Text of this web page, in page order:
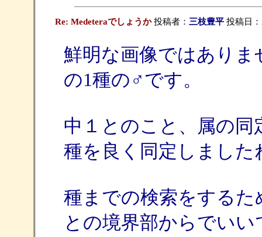
Re: Medeteraでしょうか投稿者： 三枝豊平投稿日：
鮮明な画像ではありま
の1種の♂です。
中１とのこと、属の
種を良く同定しました
種までの検索をする
との境界部からでい